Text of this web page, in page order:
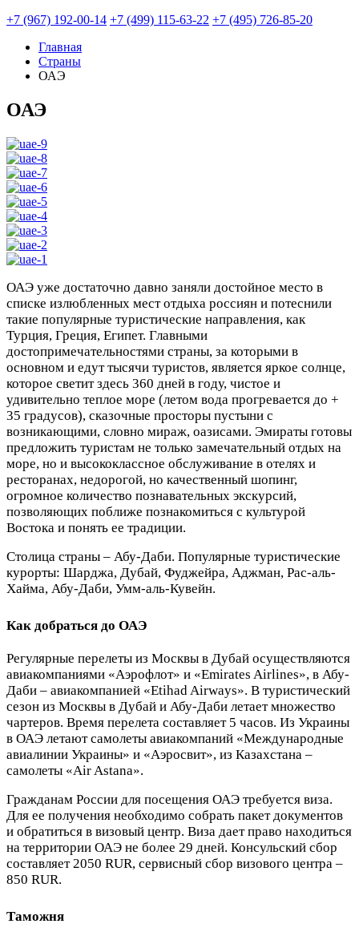
+7 (967) 192-00-14 +7 (499) 115-63-22 +7 (495) 726-85-20
Главная
Страны
ОАЭ
ОАЭ
ОАЭ уже достаточно давно заняли достойное место в
списке излюбленных мест отдыха россиян и потеснили
такие популярные туристические направления, как
Турция, Греция, Египет. Главными
достопримечательностями страны, за которыми в
основном и едут тысячи туристов, является яркое солнце,
которое светит здесь 360 дней в году, чистое и
удивительно теплое море (летом вода прогревается до +
35 градусов), сказочные просторы пустыни с
возникающими, словно мираж, оазисами. Эмираты готовы
предложить туристам не только замечательный отдых на
море, но и высококлассное обслуживание в отелях и
ресторанах, недорогой, но качественный шопинг,
огромное количество познавательных экскурсий,
позволяющих поближе познакомиться с культурой
Востока и понять ее традиции.
Столица страны – Абу-Даби. Популярные туристические
курорты: Шарджа, Дубай, Фуджейра, Аджман, Рас-аль-
Хайма, Абу-Даби, Умм-аль-Кувейн.
Как добраться до ОАЭ
Регулярные перелеты из Москвы в Дубай осуществляются
авиакомпаниями «Аэрофлот» и «Emirates Airlines», в Абу-
Даби – авиакомпанией «Etihad Airways». В туристический
сезон из Москвы в Дубай и Абу-Даби летает множество
чартеров. Время перелета составляет 5 часов. Из Украины
в ОАЭ летают самолеты авиакомпаний «Международные
авиалинии Украины» и «Аэросвит», из Казахстана –
самолеты «Air Astana».
Гражданам России для посещения ОАЭ требуется виза.
Для ее получения необходимо собрать пакет документов
и обратиться в визовый центр. Виза дает право находиться
на территории ОАЭ не более 29 дней. Консульский сбор
составляет 2050 RUR, сервисный сбор визового центра –
850 RUR.
Таможня